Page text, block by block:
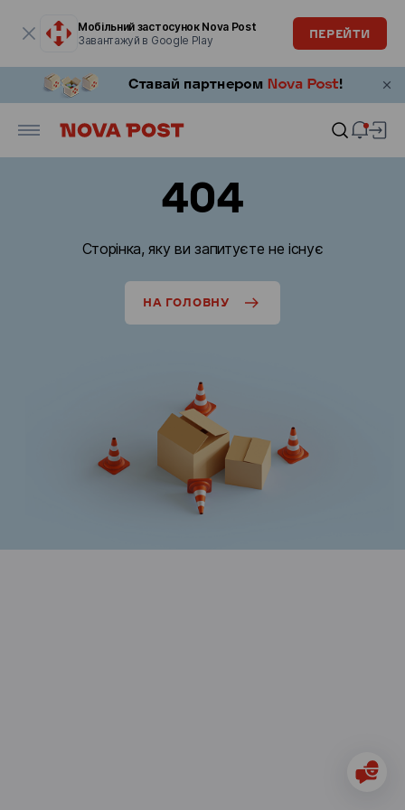
Мобільний застосунок Nova Post
Завантажуй в Google Play
ПЕРЕЙТИ
404
Сторінка, яку ви запитуєте не існує
НА ГОЛОВНУ